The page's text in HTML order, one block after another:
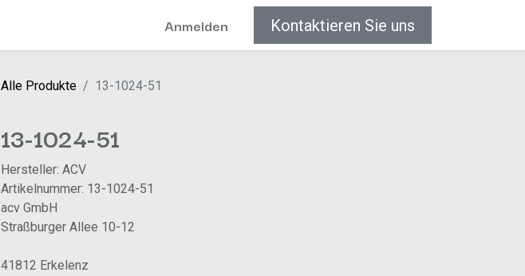
Anmelden Kontaktieren Sie uns
Alle Produkte 13-1024-51
13-1024-51
Hersteller: ACV
Artikelnummer: 13-1024-51
acv GmbH
Straßburger Allee 10-12
41812 Erkelenz